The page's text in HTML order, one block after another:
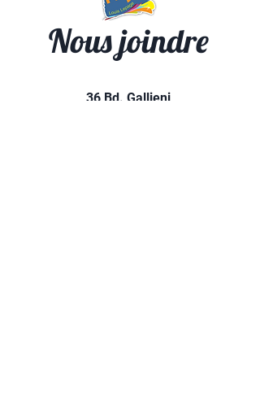
Nous joindre
36 Bd. Gallieni,